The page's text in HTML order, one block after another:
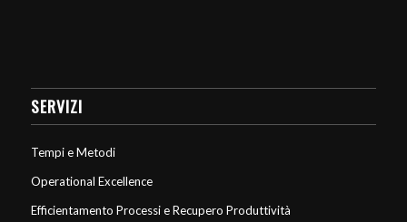
SERVIZI
Tempi e Metodi
Operational Excellence
Efficientamento Processi e Recupero Produttività